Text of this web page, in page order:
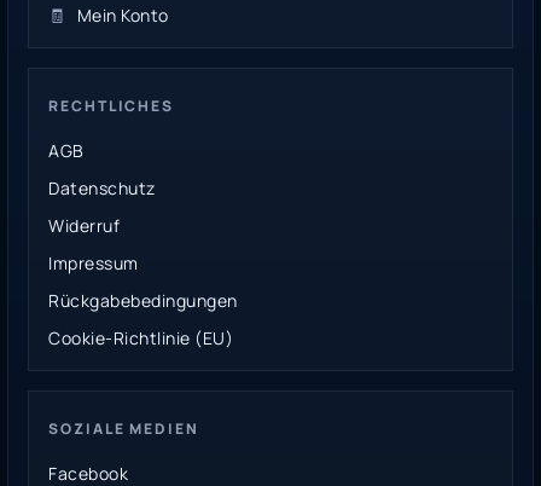
🧾
Mein Konto
RECHTLICHES
AGB
Datenschutz
Widerruf
Impressum
Rückgabebedingungen
Cookie-Richtlinie (EU)
SOZIALE MEDIEN
Facebook